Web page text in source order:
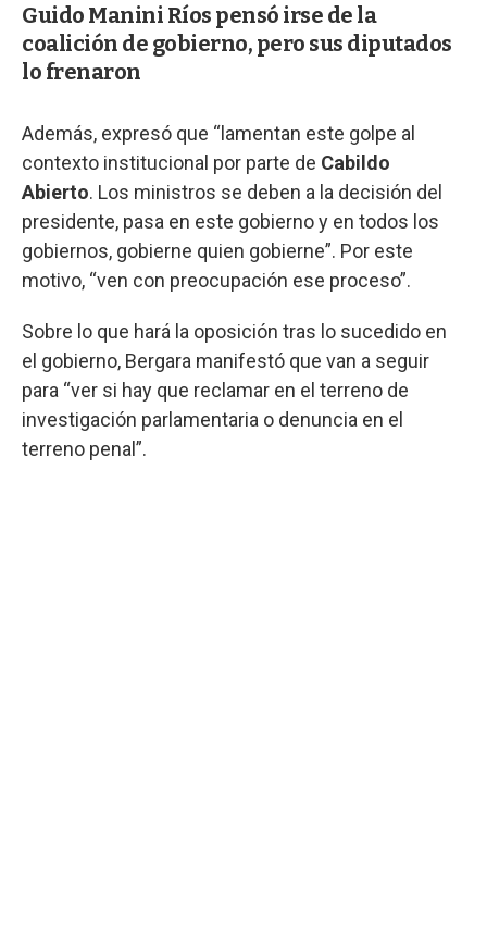
Guido Manini Ríos pensó irse de la
coalición de gobierno, pero sus diputados
lo frenaron
Además, expresó que “lamentan este golpe al
contexto institucional por parte de Cabildo
Abierto. Los ministros se deben a la decisión del
presidente, pasa en este gobierno y en todos los
gobiernos, gobierne quien gobierne”. Por este
motivo, “ven con preocupación ese proceso”.
Sobre lo que hará la oposición tras lo sucedido en
el gobierno, Bergara manifestó que van a seguir
para “ver si hay que reclamar en el terreno de
investigación parlamentaria o denuncia en el
terreno penal”.